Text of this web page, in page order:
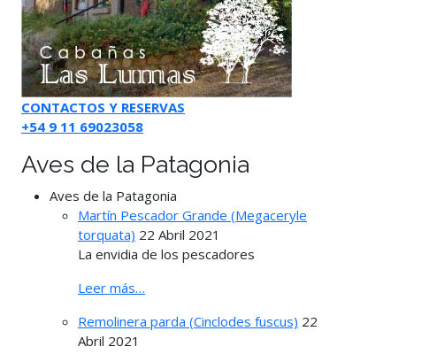
CONTACTOS Y RESERVAS
+54 9 11 69023058
Aves de la Patagonia
Aves de la Patagonia
Martín Pescador Grande (Megaceryle
torquata) 22 Abril 2021
La envidia de los pescadores
Leer más…
Remolinera parda (Cinclodes fuscus) 22
Abril 2021